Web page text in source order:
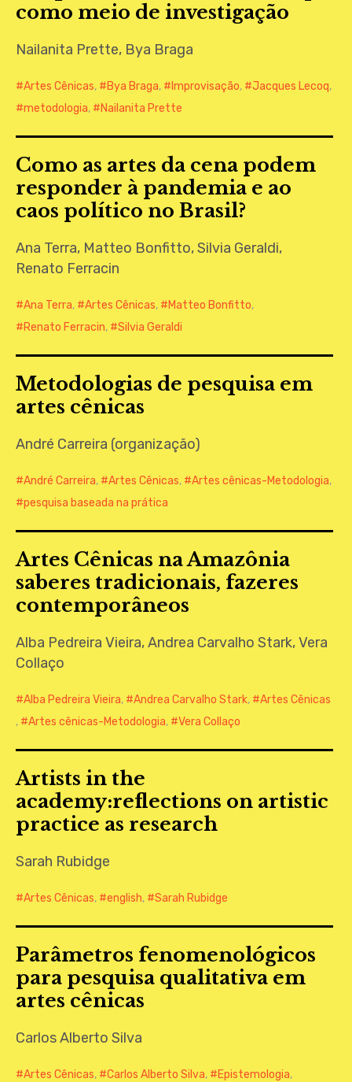
como meio de investigação
Nailanita Prette, Bya Braga
Artes Cênicas, Bya Braga, Improvisação, Jacques Lecoq,
metodologia, Nailanita Prette
Como as artes da cena podem
responder à pandemia e ao
caos político no Brasil?
Ana Terra, Matteo Bonfitto, Silvia Geraldi,
Renato Ferracin
Ana Terra, Artes Cênicas, Matteo Bonfitto,
Renato Ferracin, Silvia Geraldi
Metodologias de pesquisa em
artes cênicas
André Carreira (organização)
André Carreira, Artes Cênicas, Artes cênicas-Metodologia,
pesquisa baseada na prática
Artes Cênicas na Amazônia
saberes tradicionais, fazeres
contemporâneos
Alba Pedreira Vieira, Andrea Carvalho Stark, Vera
Collaço
Alba Pedreira Vieira, Andrea Carvalho Stark,
Artes Cênicas
,
Artes cênicas-Metodologia, Vera Collaço
Artists in the
academy:reflections on artistic
practice as research
Sarah Rubidge
Artes Cênicas, english, Sarah Rubidge
Parâmetros fenomenológicos
para pesquisa qualitativa em
artes cênicas
Carlos Alberto Silva
Artes Cênicas, Carlos Alberto Silva, Epistemologia,